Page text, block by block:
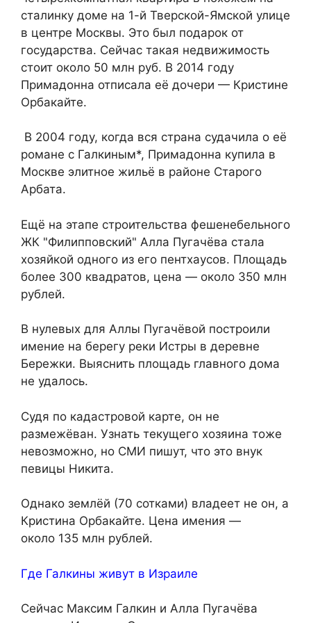
сталинку доме на 1-й Тверской-Ямской улице
в центре Москвы. Это был подарок от
государства. Сейчас такая недвижимость
стоит около 50 млн руб. В 2014 году
Примадонна отписала её дочери — Кристине
Орбакайте.
В 2004 году, когда вся страна судачила о её
романе с Галкиным*, Примадонна купила в
Москве элитное жильё в районе Старого
Арбата.
Ещё на этапе строительства фешенебельного
ЖК "Филипповский" Алла Пугачёва стала
хозяйкой одного из его пентхаусов. Площадь
более 300 квадратов, цена — около 350 млн
рублей.
В нулевых для Аллы Пугачёвой построили
имение на берегу реки Истры в деревне
Бережки. Выяснить площадь главного дома
не удалось.
Судя по кадастровой карте, он не
размежёван. Узнать текущего хозяина тоже
невозможно, но СМИ пишут, что это внук
певицы Никита.
Однако землёй (70 сотками) владеет не он, а
Кристина Орбакайте. Цена имения —
около 135 млн рублей.
Где Галкины живут в Израиле
Сейчас Максим Галкин и Алла Пугачёва